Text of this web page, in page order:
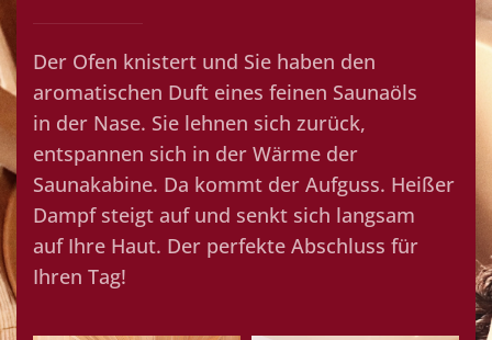
Der Ofen knistert und Sie haben den
aromatischen Duft eines feinen Saunaöls
in der Nase. Sie lehnen sich zurück,
entspannen sich in der Wärme der
Saunakabine. Da kommt der Aufguss. Heißer
Dampf steigt auf und senkt sich langsam
auf Ihre Haut. Der perfekte Abschluss für
Ihren Tag!